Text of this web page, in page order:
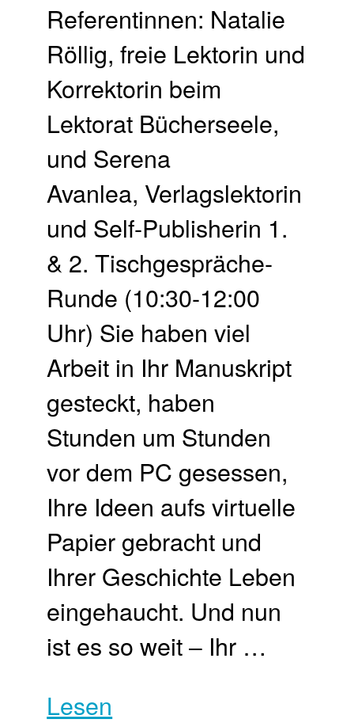
Referentinnen: Natalie
Röllig, freie Lektorin und
Korrektorin beim
Lektorat Bücherseele,
und Serena
Avanlea, Verlagslektorin
und Self-Publisherin 1.
& 2. Tischgespräche-
Runde (10:30-12:00
Uhr) Sie haben viel
Arbeit in Ihr Manuskript
gesteckt, haben
Stunden um Stunden
vor dem PC gesessen,
Ihre Ideen aufs virtuelle
Papier gebracht und
Ihrer Geschichte Leben
eingehaucht. Und nun
ist es so weit ‒ Ihr …
Lesen